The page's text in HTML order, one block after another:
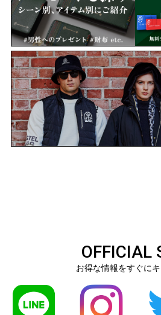
OFFICIAL
お得な情報をすぐにキ